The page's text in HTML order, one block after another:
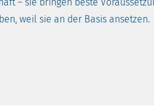
weil sie an der Basis ansetzen.